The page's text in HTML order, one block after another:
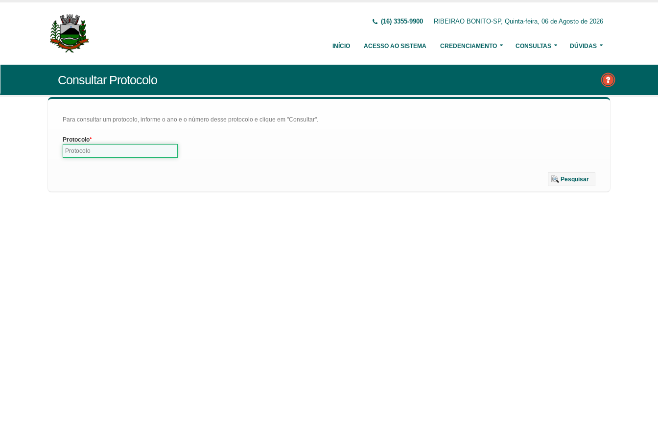
(16) 3355-9900 RIBEIRAO BONITO-SP, Quinta-feira, 06 de Agosto de 2026
INÍCIO ACESSO AO SISTEMA CREDENCIAMENTO CONSULTAS DÚVIDAS
Consultar Protocolo
Para consultar um protocolo, informe o ano e o número desse protocolo e clique em "Consultar".
Protocolo
Pesquisar